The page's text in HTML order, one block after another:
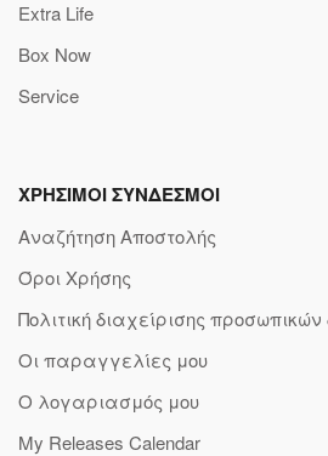
Extra Life
Box Now
Service
ΧΡΗΣΙΜΟΙ ΣΥΝΔΕΣΜΟΙ
Αναζήτηση Αποστολής
Όροι Χρήσης
Πολιτική διαχείρισης
Οι παραγγελίες μου
Ο λογαριασμός μου
My Releases Calendar